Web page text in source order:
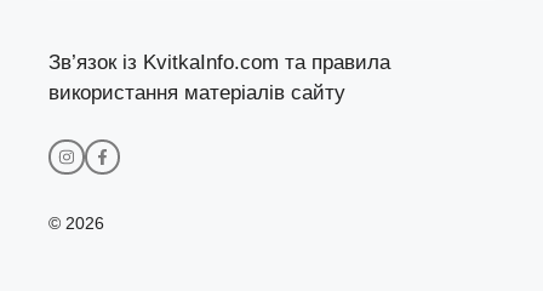
Зв’язок із KvitkaInfo.com та правила
використання матеріалів сайту
© 2026